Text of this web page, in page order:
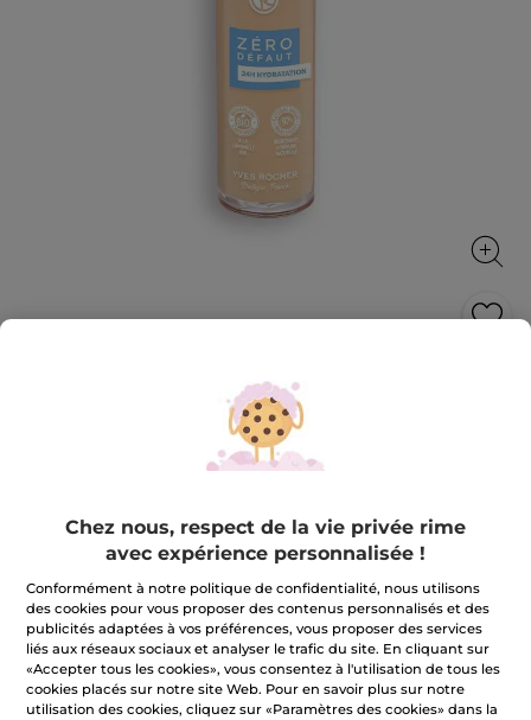
Fond de Teint Zéro Défaut - Beige 100
Un teint parfait, unifié et hydraté toute la journée !
30 ml
sur
étoiles.
les
avis
Fond
de
Teint
Défaut
-
27,90 €
Beige 100
+24
Quantité
Chez nous, respect de la vie privée rime
avec expérience personnalisée !
Conformément à notre politique de confidentialité, nous utilisons
des cookies pour vous proposer des contenus personnalisés et des
publicités adaptées à vos préférences, vous proposer des services
liés aux réseaux sociaux et analyser le trafic du site. En cliquant sur
«Accepter tous les cookies», vous consentez à l'utilisation de tous les
cookies placés sur notre site Web. Pour en savoir plus sur notre
utilisation des cookies, cliquez sur «Paramètres des cookies» dans la